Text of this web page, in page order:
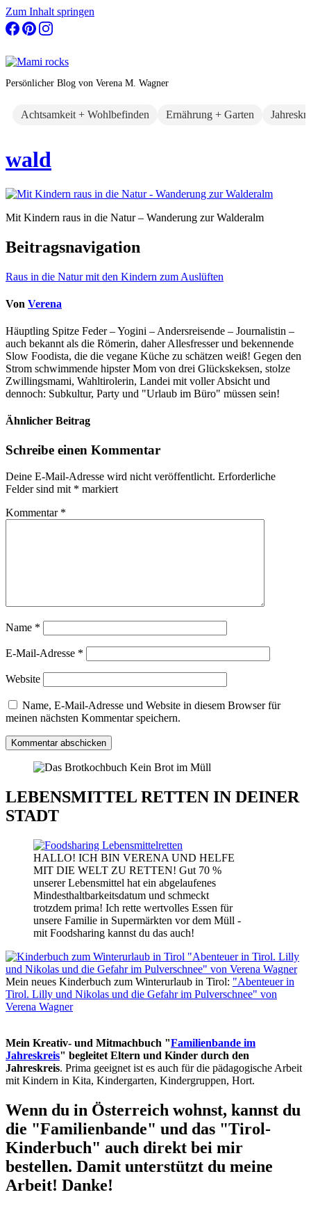
Zum Inhalt springen
Persönlicher Blog von Verena M. Wagner
Achtsamkeit + Wohlbefinden Ernährung + Garten
wald
Mit Kindern raus in die Natur – Wanderung zur Walderalm
Beitragsnavigation
Raus in die Natur mit den Kindern zum Auslüften
Von Verena
Häuptling Spitze Feder – Yogini – Andersreisende – Journalistin –
auch bekannt als die Römerin, daher Allesfresser und bekennende
Slow Foodista, die die vegane Küche zu schätzen weiß! Gegen den
Strom schwimmende hipster Mom von drei Glückskeksen, stolze
Zwillingsmami, Wahltirolerin, Landei mit voller Absicht und
dennoch: Subkultur, Party und "Urlaub im Büro" müssen sein!
Ähnlicher Beitrag
Schreibe einen Kommentar
Deine E-Mail-Adresse wird nicht veröffentlicht. Erforderliche
Felder sind mit * markiert
Kommentar *
Name *
E-Mail-Adresse *
Website
Name, E-Mail-Adresse und Website in diesem Browser für
meinen nächsten Kommentar speichern.
LEBENSMITTEL RETTEN IN DEINER
STADT
HALLO! ICH BIN VERENA UND HELFE
MIT DIE WELT ZU RETTEN! Gut 70 %
unserer Lebensmittel hat ein abgelaufenes
Mindesthaltbarkeitsdatum und schmeckt
trotzdem prima! Ich rette wertvolles Essen für
unsere Familie in Supermärkten vor dem Müll -
mit Foodsharing kannst du das auch!
Mein neues Kinderbuch zum Winterurlaub in Tirol: "Abenteuer in
Tirol. Lilly und Nikolas und die Gefahr im Pulverschnee" von
Verena Wagner
Mein Kreativ- und Mitmachbuch "Familienbande im
Jahreskreis" begleitet Eltern und Kinder durch den
Jahreskreis. Prima geeignet ist es auch für die pädagogische Arbeit
mit Kindern in Kita, Kindergarten, Kindergruppen, Hort.
Wenn du in Österreich wohnst, kannst du
die "Familienbande" und das "Tirol-
Kinderbuch" auch direkt bei mir
bestellen. Damit unterstützt du meine
Arbeit! Danke!